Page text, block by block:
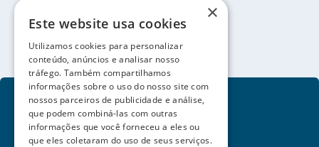
×
Este website usa cookies
Utilizamos cookies para personalizar
conteúdo, anúncios e analisar nosso
tráfego. Também compartilhamos
informações sobre o uso do nosso site com
nossos parceiros de publicidade e análise,
que podem combiná-las com outras
informações que você forneceu a eles ou
que eles coletaram do uso de seus serviços.